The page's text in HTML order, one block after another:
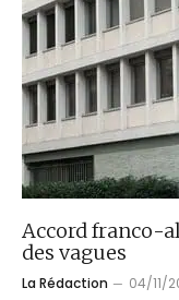
Accord franco-
des vagues
La Rédaction 04/11/